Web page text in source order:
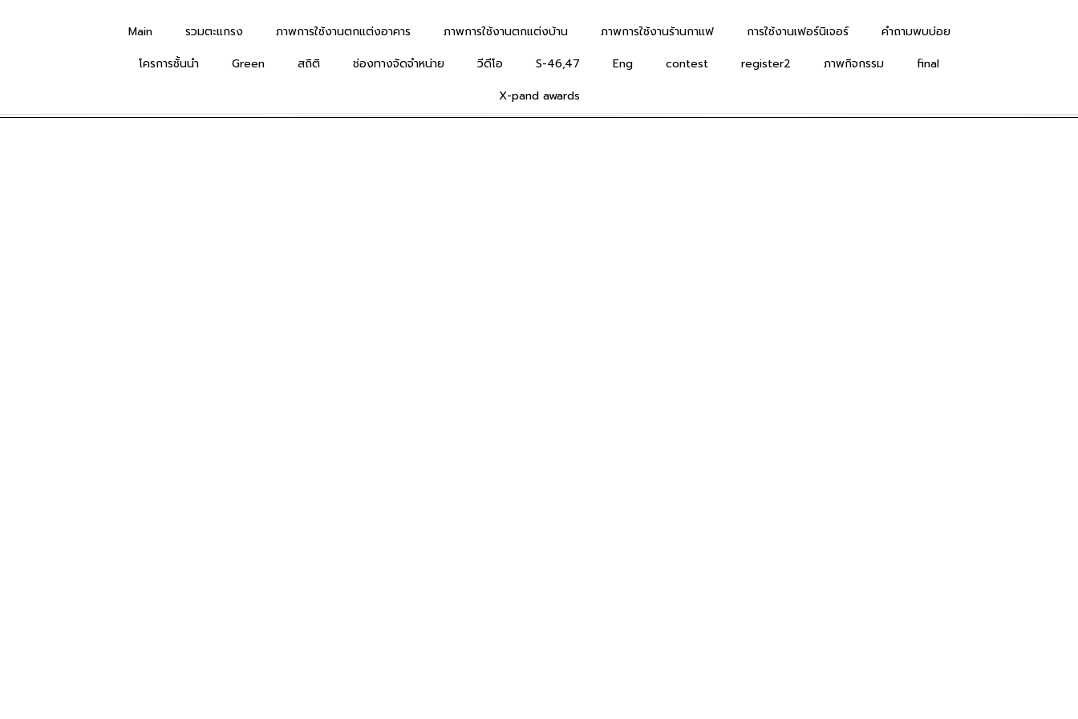
Main รวมตะแกรง ภาพการใช้งานตกแต่งอาคาร ภาพการใช้งานตกแต่งบ้าน ภาพการใช้งานร้านกาแฟ การใช้งานเฟอร์นิเจอร์
คำถามพบบ่อย
โครการชั้นนำ
Green สถิติ ช่องทางจัดจำหน่าย วีดีโอ S-46,47 Eng contest register2 ภาพกิจกรรม
final
X-pand awards